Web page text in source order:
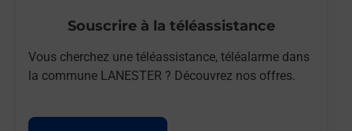
Souscrire à la téléassistance
Vous cherchez une téléassistance, téléalarme dans
la commune LANESTER ? Découvrez nos offres.